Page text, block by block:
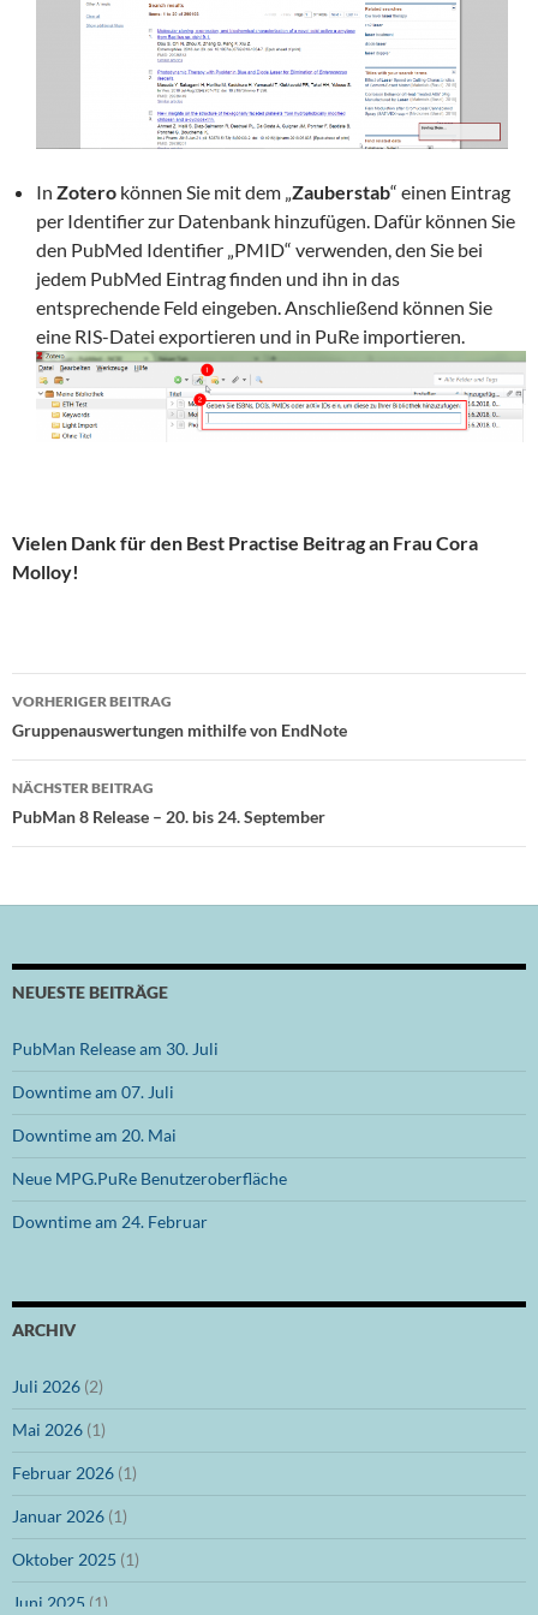
In Zotero können Sie mit dem „ Zauberstab“ einen Eintrag
per Identifier zur Datenbank hinzufügen. Dafür können Sie
den PubMed Identifier „PMID“ verwenden, den Sie bei
jedem PubMed Eintrag finden und ihn in das
entsprechende Feld eingeben. Anschließend können Sie
eine RIS-Datei exportieren und in PuRe importieren.
Vielen Dank für den Best Practise Beitrag an Frau Cora
Molloy!
Beitragsnavigation
VORHERIGER BEITRAG
Gruppenauswertungen mithilfe von EndNote
NÄCHSTER BEITRAG
PubMan 8 Release – 20. bis 24. September
NEUESTE BEITRÄGE
PubMan Release am 30. Juli
Downtime am 07. Juli
Downtime am 20. Mai
Neue MPG.PuRe Benutzeroberfläche
Downtime am 24. Februar
ARCHIV
Juli 2026 (2)
Mai 2026 (1)
Februar 2026 (1)
Januar 2026 (1)
Oktober 2025 (1)
Juni 2025 (1)